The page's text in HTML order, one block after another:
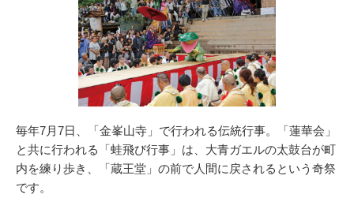
毎年7月7日、「金峯山寺」で行われる伝統行事。「蓮華会」
と共に行われる「蛙飛び行事」は、大青ガエルの太鼓台が町
内を練り歩き、「蔵王堂」の前で人間に戻されるという奇祭
です。